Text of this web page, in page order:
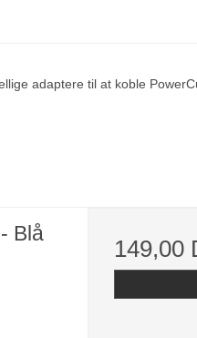
adaptere til at koble
Blå
149,00